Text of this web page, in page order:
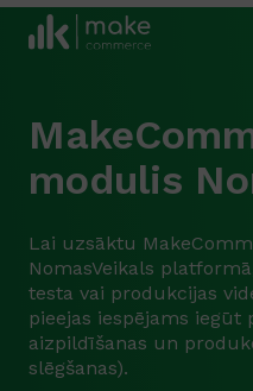
modulis
Lai uzsāktu
NomasVeikals
testa vai produkcijas
pieejas iespējams iegūt
aizpildīšanas un
slēgšanas).